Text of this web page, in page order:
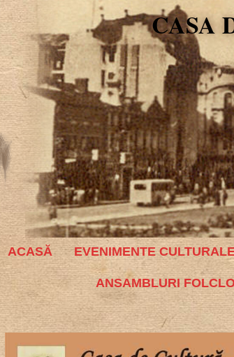
CASA
ACASĂ EVENIMENTE
ANSAMBLURI